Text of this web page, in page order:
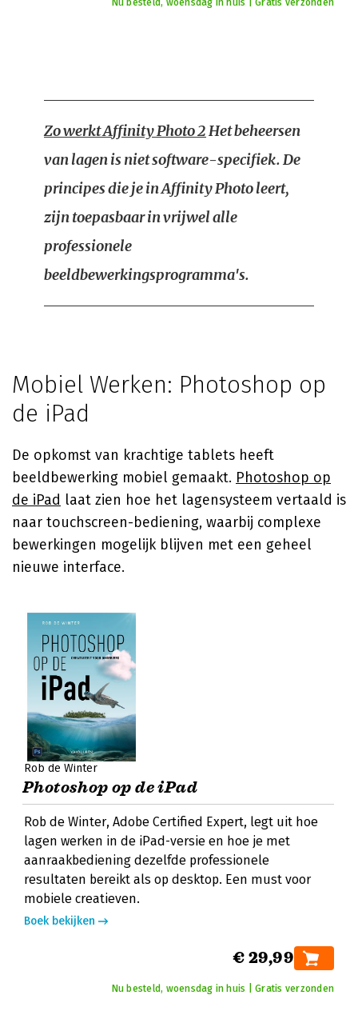
Nu besteld, woensdag in huis | Gratis verzonden
Zo werkt Affinity Photo 2Het beheersen
van lagen is niet software-specifiek. De
principes die je in Affinity Photo leert,
zijn toepasbaar in vrijwel alle
professionele
beeldbewerkingsprogramma's.
Mobiel Werken: Photoshop op
de iPad
De opkomst van krachtige tablets heeft
beeldbewerking mobiel gemaakt. Photoshop op
de iPad laat zien hoe het lagensysteem vertaald is
naar touchscreen-bediening, waarbij complexe
bewerkingen mogelijk blijven met een geheel
nieuwe interface.
Rob de Winter
Photoshop op de iPad
Rob de Winter, Adobe Certified Expert, legt uit hoe
lagen werken in de iPad-versie en hoe je met
aanraakbediening dezelfde professionele
resultaten bereikt als op desktop. Een must voor
mobiele creatieven.
Boek bekijken
€ 29,99
Nu besteld, woensdag in huis | Gratis verzonden